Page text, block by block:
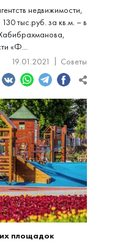
недвижимости,
тыс.руб. за кв.м. – в
«Ф...
19.01.2021
Советы
площадок